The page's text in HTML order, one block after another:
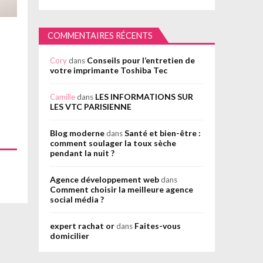
COMMENTAIRES RÉCENTS
Corydans Conseils pour l’entretien de
votre imprimante Toshiba Tec
Camilledans LES INFORMATIONS SUR
LES VTC PARISIENNE
Blog modernedansSanté et bien-être :
comment soulager la toux sèche
pendant la nuit ?
Agence développement webdans
Comment choisir la meilleure agence
social média ?
expert rachat ordans Faites-vous
domicilier